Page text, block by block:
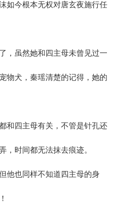
今根本无权对唐玄夜施行任
虽然她和四主母未曾见过一
物犬，秦瑶清楚的记得，她的
四主母有关，不管是针孔还
，时间都无法抹去痕迹。
也同样不知道四主母的身